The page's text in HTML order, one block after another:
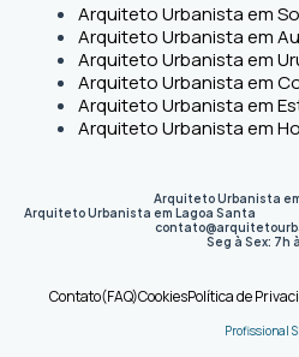
Arquiteto Urbanista em
Arquiteto Urbanista em
Arquiteto Urbanista em
Arquiteto Urbanista em
Arquiteto Urbanista em
Arquiteto Urbanista em
Arquiteto Urbanista
Arquiteto Urbanista em Lagoa Santa
Seg à Sex: 7h
Contato(FAQ)CookiesPolítica de
Profissional